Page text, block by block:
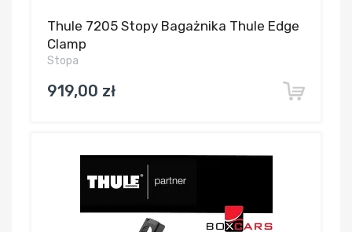
Thule 7205 Stopy Bagażnika Thule Edge
Clamp
Stopa
919,00 zł